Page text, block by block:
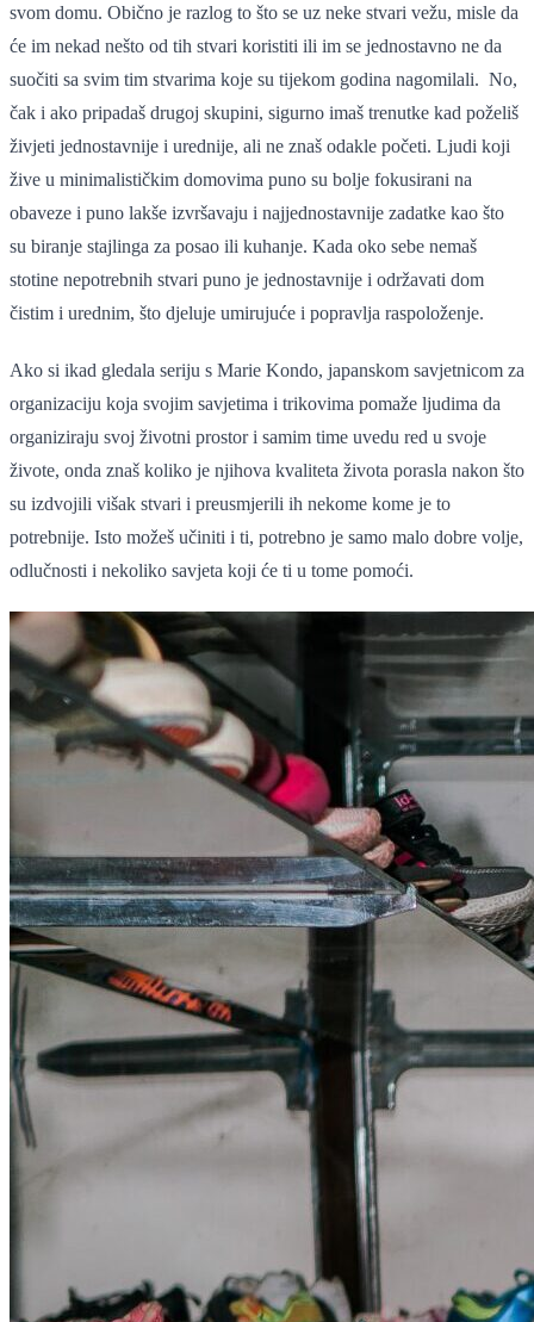
svom domu. Obično je razlog to što se uz neke stvari vežu, misle da
će im nekad nešto od tih stvari koristiti ili im se jednostavno ne da
suočiti sa svim tim stvarima koje su tijekom godina nagomilali. No,
čak i ako pripadaš drugoj skupini, sigurno imaš trenutke kad poželiš
živjeti jednostavnije i urednije, ali ne znaš odakle početi. Ljudi koji
žive u minimalističkim domovima puno su bolje fokusirani na
obaveze i puno lakše izvršavaju i najjednostavnije zadatke kao što
su biranje stajlinga za posao ili kuhanje. Kada oko sebe nemaš
stotine nepotrebnih stvari puno je jednostavnije i održavati dom
čistim i urednim, što djeluje umirujuće i popravlja raspoloženje.
Ako si ikad gledala seriju s Marie Kondo, japanskom savjetnicom za
organizaciju koja svojim savjetima i trikovima pomaže ljudima da
organiziraju svoj životni prostor i samim time uvedu red u svoje
živote, onda znaš koliko je njihova kvaliteta života porasla nakon što
su izdvojili višak stvari i preusmjerili ih nekome kome je to
potrebnije. Isto možeš učiniti i ti, potrebno je samo malo dobre volje,
odlučnosti i nekoliko savjeta koji će ti u tome pomoći.